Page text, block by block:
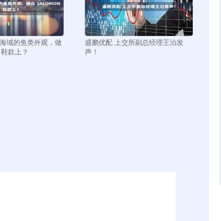
域的鱼类外观，做
款上？
盛鹏优配 上交所副总经理王泊发
声！